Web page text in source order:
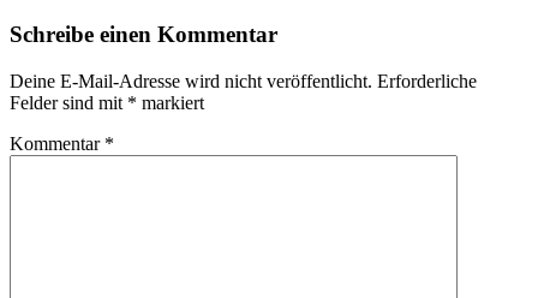
Schreibe einen Kommentar
Deine E-Mail-Adresse wird nicht veröffentlicht. Erforderliche
Felder sind mit * markiert
Kommentar *